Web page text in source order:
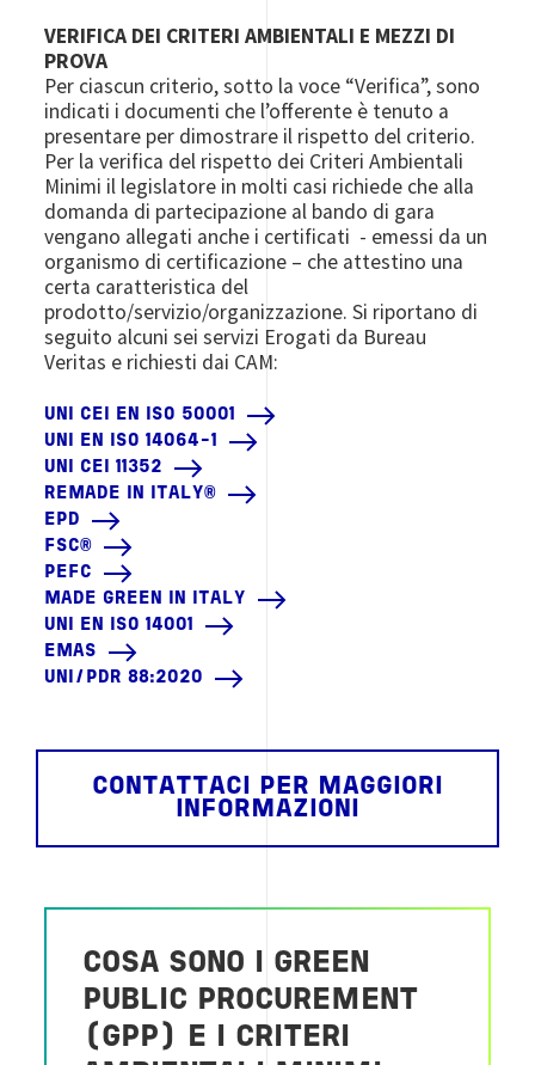
VERIFICA DEI CRITERI AMBIENTALI E MEZZI DI
PROVA
Per ciascun criterio, sotto la voce “Verifica”, sono
indicati i documenti che l’offerente è tenuto a
presentare per dimostrare il rispetto del criterio.
Per la verifica del rispetto dei Criteri Ambientali
Minimi il legislatore in molti casi richiede che alla
domanda di partecipazione al bando di gara
vengano allegati anche i certificati - emessi da un
organismo di certificazione – che attestino una
certa caratteristica del
prodotto/servizio/organizzazione. Si riportano di
seguito alcuni sei servizi Erogati da Bureau
Veritas e richiesti dai CAM:
UNI CEI EN ISO 50001
UNI EN ISO 14064-1
UNI CEI 11352
REMADE IN ITALY®
EPD
FSC®
PEFC
MADE GREEN IN ITALY
UNI EN ISO 14001
EMAS
UNI/PDR 88:2020
CONTATTACI PER MAGGIORI
INFORMAZIONI
COSA SONO I GREEN
PUBLIC PROCUREMENT
(GPP) E I CRITERI